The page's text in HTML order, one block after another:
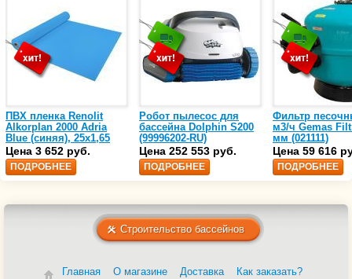
ПВХ пленка Renolit
Alkorplan 2000 Adria
Blue (синяя), 25х1,65
(35216203)
Цена 3 652 руб.
ПОДРОБНЕЕ
Робот пылесос для
бассейна Dolphin S200
(99996202-RU)
Цена 252 553 руб.
ПОДРОБНЕЕ
Фильтр
м3/ч Gemas
мм (021111)
Цена 59 616
ПОДРОБНЕЕ
Строительство бассейнов
Главная О магазине Доставка Как заказать?